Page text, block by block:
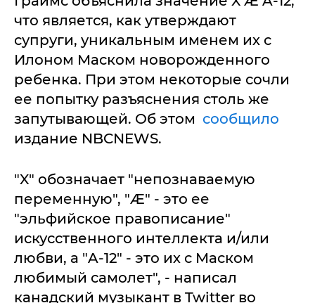
что является, как утверждают
супруги, уникальным именем их с
Илоном Маском новорожденного
ребенка. При этом некоторые сочли
ее попытку разъяснения столь же
запутывающей. Об этом сообщило
издание NBCNEWS.
"X" обозначает "непознаваемую
переменную", "Æ" - это ее
"эльфийское правописание"
искусственного интеллекта и/или
любви, а "A-12" - это их с Маском
любимый самолет", - написал
канадский музыкант в Twitter во